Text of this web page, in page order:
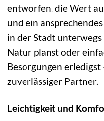
entworfen, die Wert
und ein
in der Stadt
Natur planst oder
Besorgungen erledigst
zuverlässiger Partner.
Leichtigkeit und